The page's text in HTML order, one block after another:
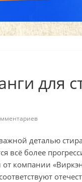
для
деталью
всё более
компании